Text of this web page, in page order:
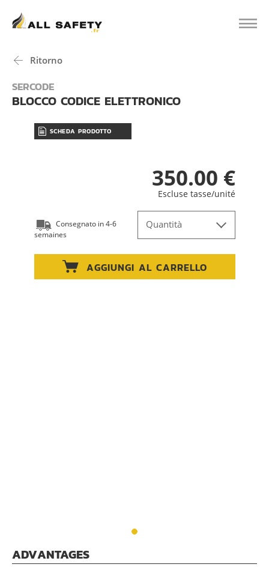
Ritorno
SERCODE
BLOCCO CODICE ELETTRONICO
SCHEDA PRODOTTO
350.00 €
Escluse tasse/unité
Consegnato in 4-6
semaines
Quantità
AGGIUNGI AL CARRELLO
ADVANTAGES